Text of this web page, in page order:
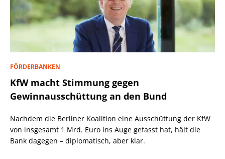
FÖRDERBANKEN
KfW macht Stimmung gegen
Gewinnausschüttung an den Bund
Nachdem die Berliner Koalition eine Ausschüttung der KfW
von insgesamt 1 Mrd. Euro ins Auge gefasst hat, hält die
Bank dagegen – diplomatisch, aber klar.